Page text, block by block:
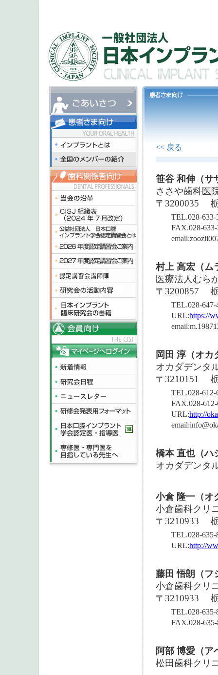
<< 戻る
笹谷 和伸（サ
ささや歯科医
〒3200035
TEL.028-633-
FAX.028-
村上 高宏（ム
医療法人むら
〒3200857
TEL.028-647-
URL:https://
岡田 淳（オカ
オカダデンタ
〒3210151
TEL.028-612-
FAX.028-
URL:http://
橋本 直也（ハ
オカダデンタ
小倉 隆一（オ
小倉歯科クリ
〒3210933
TEL.028-635-
URL:http://
藤田 悟朗（フ
小倉歯科クリ
〒3210933
TEL.028-635-
FAX.028-
阿部 博愛（ア
松田歯科クリ